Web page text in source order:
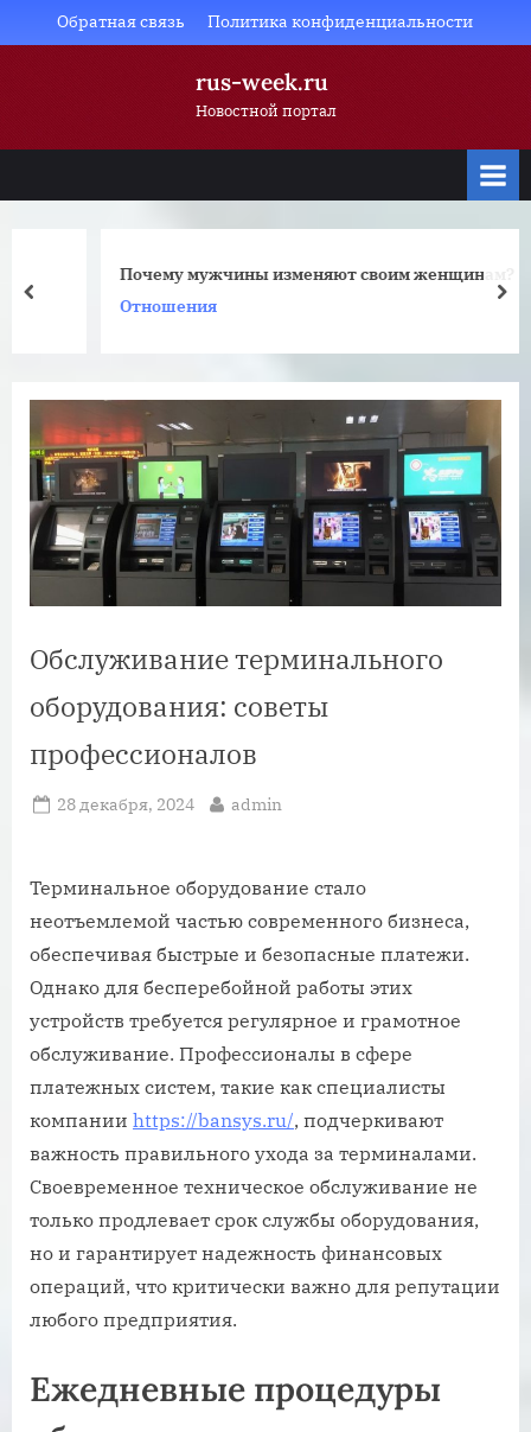
to
Обратная связь Политика конфиденциальности
rus-week.ru
Новостной портал
Почему мужчины изменяют своим женщинам?
Отношения
prev
Обслуживание терминального
оборудования: советы
профессионалов
Posted
28 декабря, 2024 By
admin
Терминальное оборудование стало
неотъемлемой частью современного бизнеса,
обеспечивая быстрые и безопасные платежи.
Однако для бесперебойной работы этих
устройств требуется регулярное и грамотное
обслуживание. Профессионалы в сфере
платежных систем, такие как специалисты
компании https://bansys.ru/, подчеркивают
важность правильного ухода за терминалами.
Своевременное техническое обслуживание не
только продлевает срок службы оборудования,
но и гарантирует надежность финансовых
операций, что критически важно для репутации
любого предприятия.
Ежедневные процедуры